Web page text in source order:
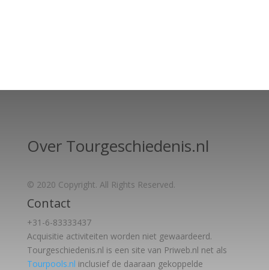
Over Tourgeschiedenis.nl
© 2020 Copyright. All Rights Reserved.
Contact
+31-6-83333437
Acquisitie activiteiten worden niet gewaardeerd.
Tourgeschiedenis.nl is een site van Priweb.nl net als
Tourpools.nl inclusief de daaraan gekoppelde